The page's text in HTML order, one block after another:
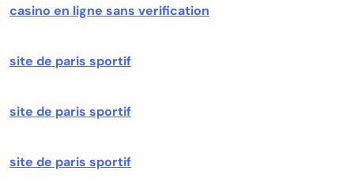
casino en ligne sans verification
site de paris sportif
site de paris sportif
site de paris sportif